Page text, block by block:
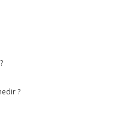
?